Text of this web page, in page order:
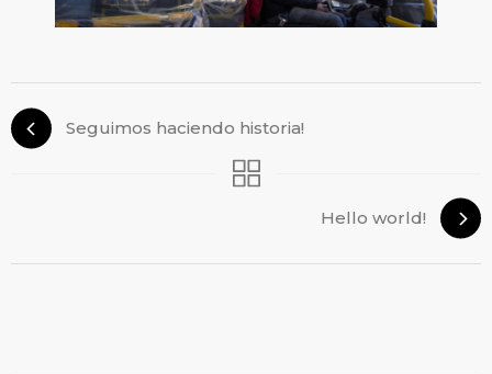
Seguimos haciendo historia!
Hello world!